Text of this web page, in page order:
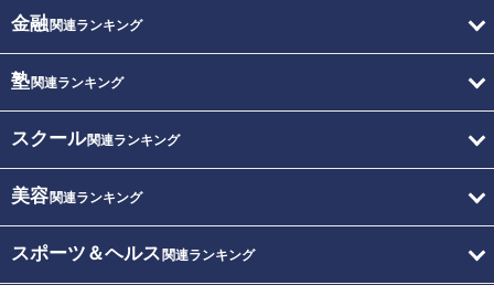
金融関連ランキング
塾関連ランキング
スクール関連ランキング
美容関連ランキング
スポーツ＆ヘルス 関連ランキング